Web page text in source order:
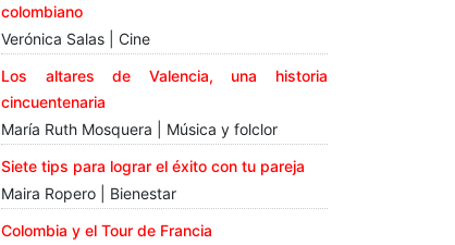
colombiano
Verónica Salas | Cine
Los altares de Valencia, una historia
cincuentenaria
María Ruth Mosquera | Música y folclor
Siete tips para lograr el éxito con tu pareja
Maira Ropero | Bienestar
Colombia y el Tour de Francia